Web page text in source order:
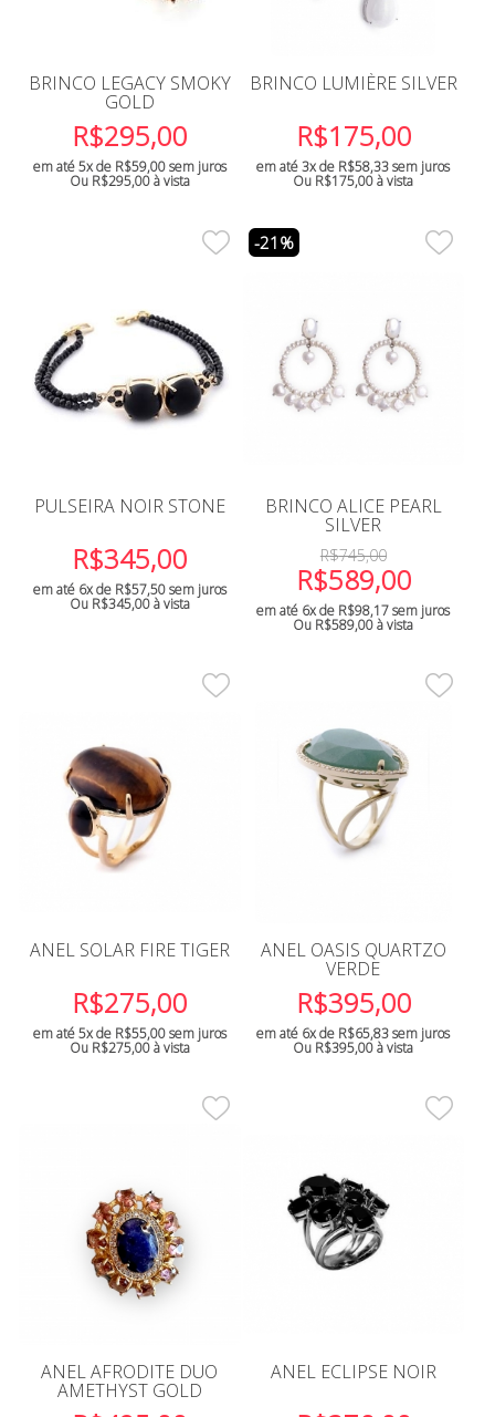
BRINCO LEGACY SMOKY
GOLD
R$295,00
em até 5x de R$59,00sem juros
Ou R$295,00à vista
BRINCO LUMIÈRE SILVER
R$175,00
em até 3x de R$58,33sem juros
Ou R$175,00à vista
PULSEIRA NOIR STONE
R$345,00
em até 6x de R$57,50sem juros
Ou R$345,00à vista
-21%
BRINCO ALICE PEARL
SILVER
R$745,00
R$589,00
em até 6x de R$98,17sem juros
Ou R$589,00à vista
ANEL SOLAR FIRE TIGER
R$275,00
em até 5x de R$55,00sem juros
Ou R$275,00à vista
ANEL OASIS QUARTZO
VERDE
R$395,00
em até 6x de R$65,83sem juros
Ou R$395,00à vista
ANEL AFRODITE DUO
AMETHYST GOLD
ANEL ECLIPSE NOIR